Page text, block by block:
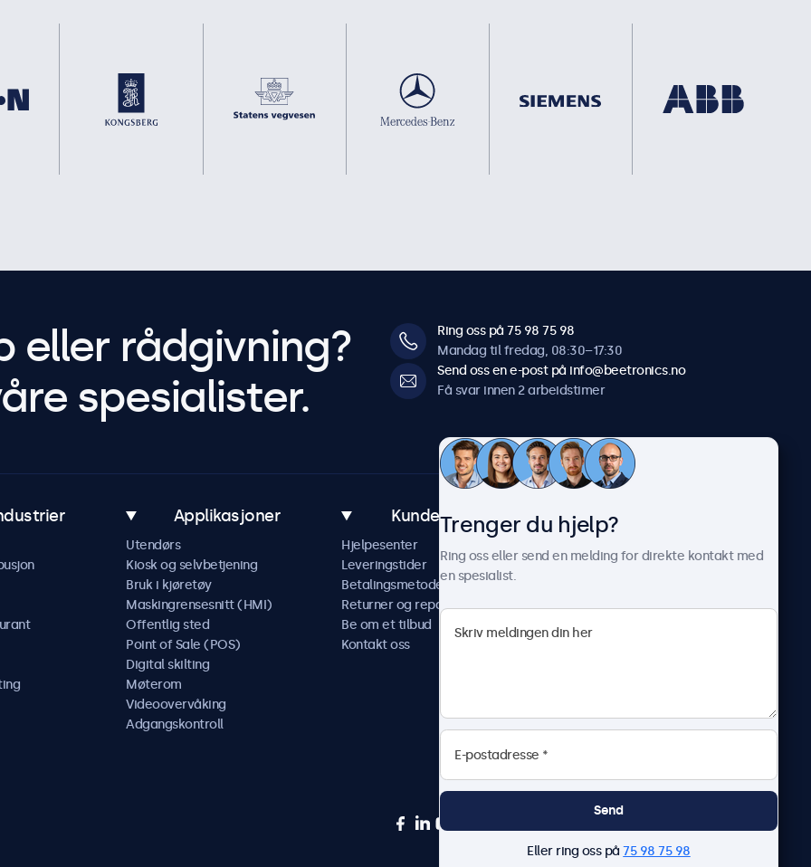
eller rådgivning?
spesialister.
Ring oss på 75 98 75 98
Mandag til fredag, 08:30–17:30
Send oss en e-post på info@beetronics.no
Få svar innen 2 arbeidstimer
Applikasjoner
Utendørs
Kiosk og selvbetjening
Bruk i kjøretøy
Maskingrensesnitt (HMI)
Offentlig sted
Point of Sale (POS)
Digital skilting
Møterom
Videoovervåking
Adgangskontroll
Kundeservice
Hjelpesenter
Leveringstider
Betalingsmetoder
Returner og reparer
Be om et tilbud
Kontakt oss
Om Beetronics
Nyheter & oppdateringer
Jobb med oss
Betingelser og vilkår
Trenger du hjelp?
Ring oss eller send en melding for direkte kontakt med
en spesialist.
Send
Eller ring oss på75 98 75 98